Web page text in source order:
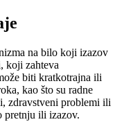
na bilo koji izazov
koji zahteva
biti kratkotrajna ili
kao što su radne
zdravstveni problemi ili
ili izazov.